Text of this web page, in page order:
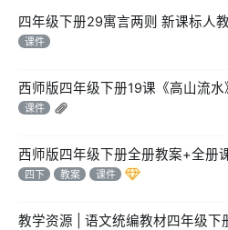
四年级下册29寓言两则 新课标人
课件
西师版四年级下册19课《高山流
课件
西师版四年级下册全册教案+全册
四下 教案 课件
教学资源 | 语文统编教材四年级下